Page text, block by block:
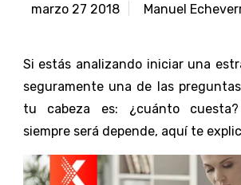
marzo 27 2018 Manuel
Si estás analizando iniciar una
seguramente una de las
tu cabeza es: ¿cuánto
siempre será depende, aquí te